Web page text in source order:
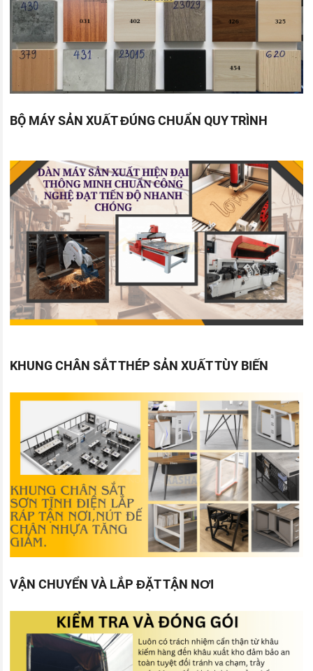
BỘ MÁY SẢN XUẤT ĐÚNG CHUẨN QUY TRÌNH
KHUNG CHÂN SẮT THÉP SẢN XUẤT TÙY BIẾN
VẬN CHUYỂN VÀ LẮP ĐẶT TẬN NƠI